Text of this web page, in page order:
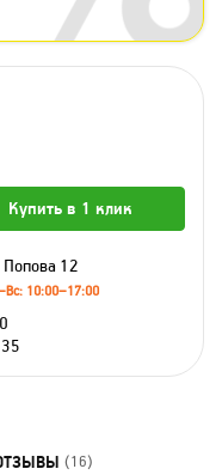
Купить в 1 клик
Попова 12
10:00–17:00
(16)